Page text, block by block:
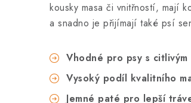
kousky masa či vnitřností, mají
a snadno je přijímají také psí
Vhodné pro psy s citlivým
Vysoký podíl kvalitního
Jemné paté pro lepší